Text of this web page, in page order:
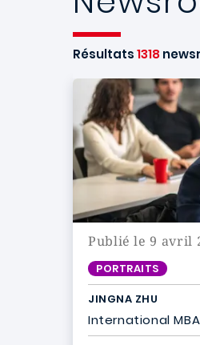
Résultats1318
Publié le 9 avril
PORTRAITS
JINGNA ZHU
International MBA